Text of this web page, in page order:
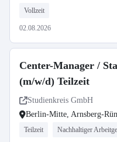
Vollzeit
02.08.2026
Center-Manager /
(m/w/d) Teilzeit
Studienkreis GmbH
Berlin-Mitte, Arnsberg-
Teilzeit Nachhaltiger